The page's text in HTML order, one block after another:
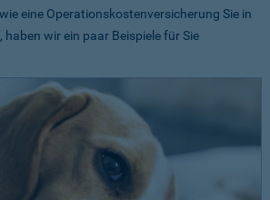
eine Operationskostenversicherung Sie in
wir ein paar Beispiele für Sie